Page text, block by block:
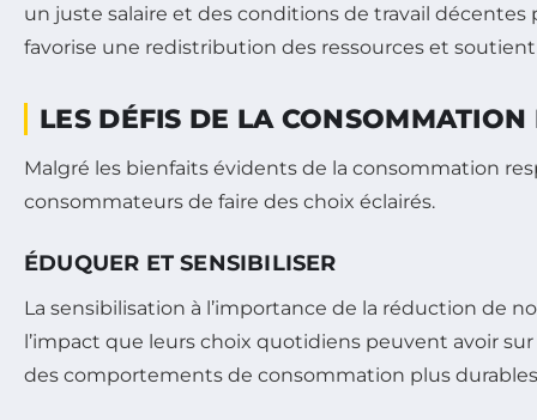
un juste salaire et des conditions de travail
favorise une redistribution des ressources et
LES DÉFIS DE LA CONSOMMATION
Malgré les bienfaits évidents de la consommation
consommateurs de faire des choix éclairés.
ÉDUQUER ET SENSIBILISER
La sensibilisation à l’importance de la réduction de
l’impact que leurs choix quotidiens peuvent avoir
des comportements de consommation plus